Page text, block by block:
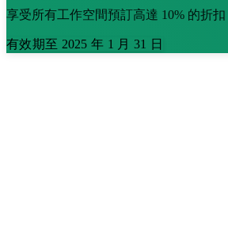
享受所有工作空間預訂高達 10% 的折扣
有效期至 2025 年 1 月 31 日